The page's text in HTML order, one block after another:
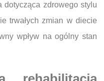
dotycząca zdrowego stylu
trwałych zmian w diecie
wpływ na ogólny stan